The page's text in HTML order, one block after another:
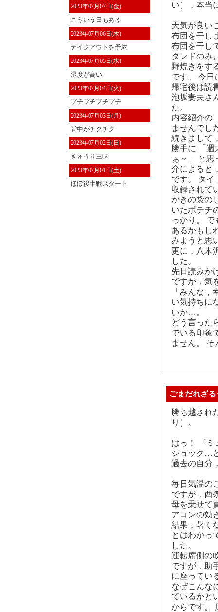
2023年07月07日(金)
こういう日もある
2023年07月06日(木)
テイクアウトを予約
2023年07月05日(水)
湿度が高い
2023年07月04日(火)
プチプチプチプチ
2023年07月03日(月)
背中がチクチク
2023年07月02日(日)
きゅうり三昧
2023年07月01日(土)
ほぼ後半戦スタート
い），本当
天気が良い
布団を干し
布団を干し
タンドのみ
野焼きをす
です。 今日
帰宅後は読
泡坂妻夫さ
た。
内容紹介の
ませんでし
続きまして
勝手に 「週
ぁ～」 と
介によると
です。 タイ
収録されて
かきの袋の
いたポテチ
っかり。
あるかもし
みようと思
更に，八木
した。
先日読みか
ですが，気
「みんな
い気持ちに
いか…。
どう言った
でいる印象
ません。
ごまだれざ
勝ち越され
り）。
はっ！ 『ミ
ショック…
過去の自分
毎日気温の
ですが，西
母を乗せて
アコンの効
結果，暑く
とはわかっ
した。
運転席側の
ですが，助
に座ってい
なぜこんな
ているかと
からです。